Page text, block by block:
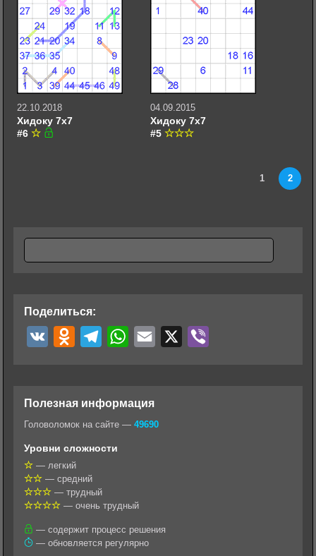
22.10.2018
Хидоку 7х7
#6
04.09.2015
Хидоку 7х7
#5
1 2
Поделиться:
o
k
a
s
s
n
i
e
g
W
t
l
Полезная информация
Головоломок на сайте — 49690
Уровни сложности
— легкий
— средний
— трудный
— очень трудный
— содержит процесс решения
— обновляется регулярно